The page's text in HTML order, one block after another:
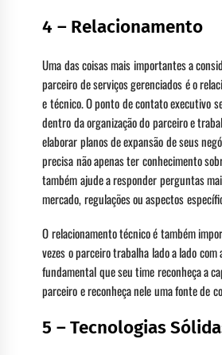
4 – Relacionamento
Uma das coisas mais importantes a
parceiro de serviços gerenciados é o
e técnico. O ponto de contato executivo
dentro da organização do parceiro e
elaborar planos de expansão de seus
precisa não apenas ter conhecimento
também ajude a responder perguntas
mercado, regulações ou aspectos
O relacionamento técnico é também
vezes o parceiro trabalha lado a lado com
fundamental que seu time reconheça a
parceiro e reconheça nele uma fonte de
5 – Tecnologias